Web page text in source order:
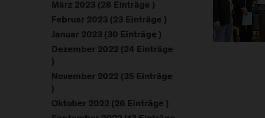
März 2023 (28 Einträge )
Februar 2023 (23 Einträge )
Januar 2023 (30 Einträge )
Dezember 2022 (24 Einträge
)
November 2022 (35 Einträge
)
Oktober 2022 (26 Einträge )